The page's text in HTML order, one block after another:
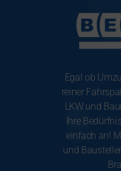
Egal ob
reiner
LKW und
Ihre
einfach an!
und